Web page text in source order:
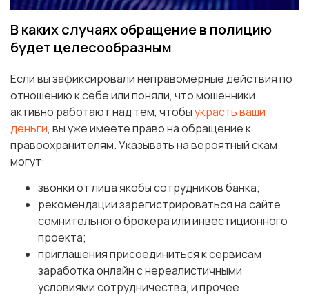
В каких случаях обращение в полицию
будет целесообразным
Если вы зафиксировали неправомерные действия по
отношению к себе или поняли, что мошенники
активно работают над тем, чтобыукрасть ваши
деньги, вы уже имеете право на обращение к
правоохранителям. Указывать на вероятный скам
могут:
звонки от лица якобы сотрудников банка;
рекомендации зарегистрироваться на сайте
сомнительного брокера или инвестиционного
проекта;
приглашения присоединиться к сервисам
заработка онлайн с нереалистичными
условиями сотрудничества, и прочее.